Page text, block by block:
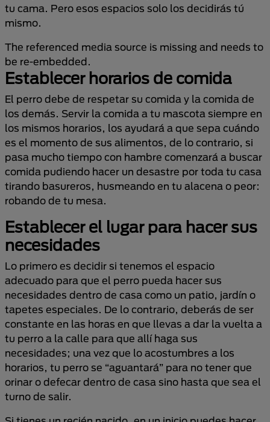
tu cama. Pero esos espacios solo los decidirás tú
mismo.
The referenced media source is missing and needs to
be re-embedded.
Establecer horarios de comida
El perro debe de respetar su comida y la comida de
los demás. Servir la comida a tu mascota siempre en
los mismos horarios, los ayudará a que sepa cuándo
es el momento de sus alimentos, de lo contrario, si
pasa mucho tiempo con hambre comenzará a buscar
comida pudiendo hacer un desastre por toda tu casa
tirando basureros, husmeando en tu alacena o peor:
robando de tu mesa.
Establecer el lugar para hacer sus
necesidades
Lo primero es decidir si tenemos el espacio
adecuado para que el perro pueda hacer sus
necesidades dentro de casa como un patio, jardín o
tapetes especiales. De lo contrario, deberás de ser
constante en las horas en que llevas a dar la vuelta a
tu perro a la calle para que allí haga sus
necesidades; una vez que lo acostumbres a los
horarios, tu perro se “aguantará” para no tener que
orinar o defecar dentro de casa sino hasta que sea el
turno de salir.